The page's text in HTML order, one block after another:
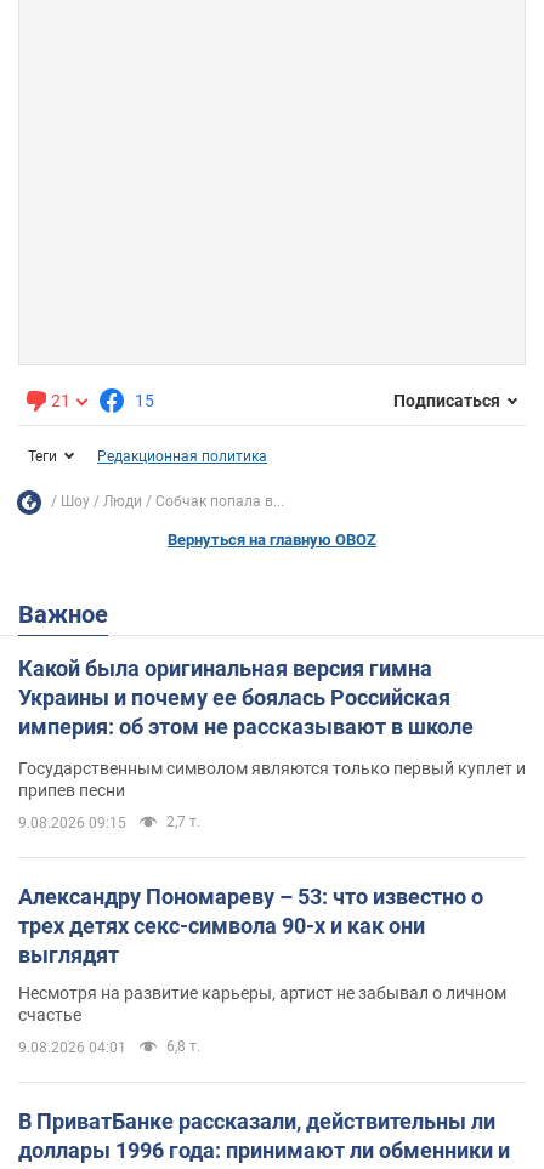
21 15 Подписаться
Теги Редакционная политика
Шоу Люди Собчак попала в...
Вернуться на главную OBOZ
Важное
Какой была оригинальная версия гимна
Украины и почему ее боялась Российская
империя: об этом не рассказывают в школе
Государственным символом являются только первый куплет и
припев песни
9.08.2026 09:15 2,7 т.
Александру Пономареву – 53: что известно о
трех детях секс-символа 90-х и как они
выглядят
Несмотря на развитие карьеры, артист не забывал о личном
счастье
9.08.2026 04:01 6,8 т.
В ПриватБанке рассказали, действительны ли
доллары 1996 года: принимают ли обменники и